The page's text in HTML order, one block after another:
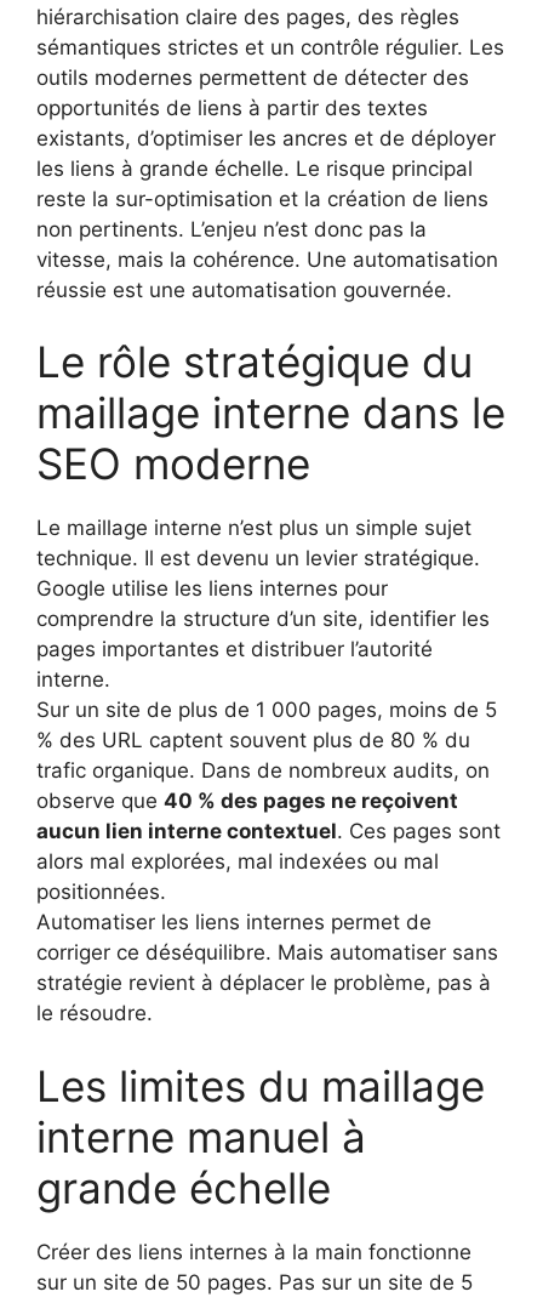
hiérarchisation claire des pages, des règles
sémantiques strictes et un contrôle régulier. Les
outils modernes permettent de détecter des
opportunités de liens à partir des textes
existants, d’optimiser les ancres et de déployer
les liens à grande échelle. Le risque principal
reste la sur-optimisation et la création de liens
non pertinents. L’enjeu n’est donc pas la
vitesse, mais la cohérence. Une automatisation
réussie est une automatisation gouvernée.
Le rôle stratégique du
maillage interne dans le
SEO moderne
Le maillage interne n’est plus un simple sujet
technique. Il est devenu un levier stratégique.
Google utilise les liens internes pour
comprendre la structure d’un site, identifier les
pages importantes et distribuer l’autorité
interne.
Sur un site de plus de 1 000 pages, moins de 5
% des URL captent souvent plus de 80 % du
trafic organique. Dans de nombreux audits, on
observe que 40 % des pages ne reçoivent
aucun lien interne contextuel. Ces pages sont
alors mal explorées, mal indexées ou mal
positionnées.
Automatiser les liens internes permet de
corriger ce déséquilibre. Mais automatiser sans
stratégie revient à déplacer le problème, pas à
le résoudre.
Les limites du maillage
interne manuel à
grande échelle
Créer des liens internes à la main fonctionne
sur un site de 50 pages. Pas sur un site de 5